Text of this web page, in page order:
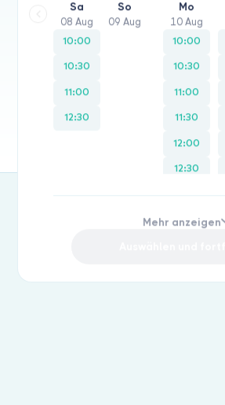
Sa
08 Aug
10:00
10:30
11:00
12:30
So
09 Aug
Mo
10 Aug
10:00
10:30
11:00
11:30
12:00
12:30
13:30
Mehr anzeigen